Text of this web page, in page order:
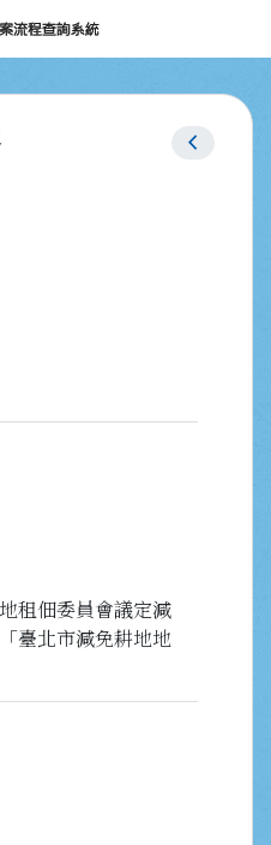
chevron_left
租佃委員會議定減
臺北市減免耕地地